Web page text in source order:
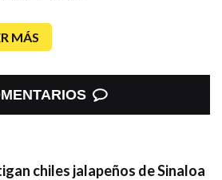
MÁS
chiles jalapeños de Sinaloa